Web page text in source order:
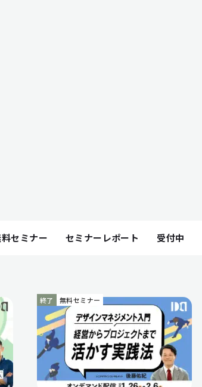
セミナー セミナーレポート 受付中
終了 無料セミナー